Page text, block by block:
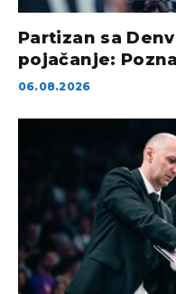
Partizan sa
pojačanje:
06.08.2026